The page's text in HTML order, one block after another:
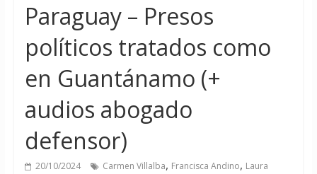
Paraguay – Presos
políticos tratados como
en Guantánamo (+
audios abogado
defensor)
20/10/2024 Carmen Villalba, Francisca Andino, Laura